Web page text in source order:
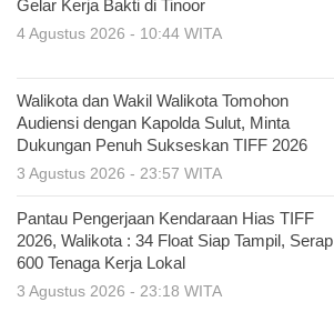
Gelar Kerja Bakti di Tinoor
4 Agustus 2026 - 10:44 WITA
Walikota dan Wakil Walikota Tomohon
Audiensi dengan Kapolda Sulut, Minta
Dukungan Penuh Sukseskan TIFF 2026
3 Agustus 2026 - 23:57 WITA
Pantau Pengerjaan Kendaraan Hias TIFF
2026, Walikota : 34 Float Siap Tampil, Serap
600 Tenaga Kerja Lokal
3 Agustus 2026 - 23:18 WITA